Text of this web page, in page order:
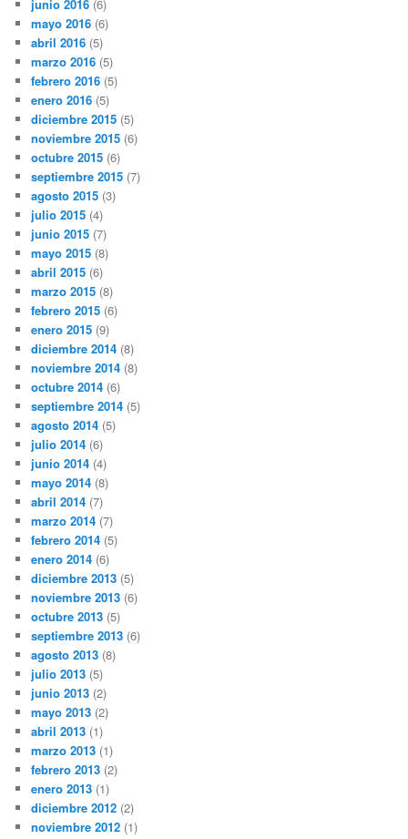
junio 2016 (6)
mayo 2016 (6)
abril 2016 (5)
marzo 2016 (5)
febrero 2016 (5)
enero 2016 (5)
diciembre 2015 (5)
noviembre 2015 (6)
octubre 2015 (6)
septiembre 2015 (7)
agosto 2015 (3)
julio 2015 (4)
junio 2015 (7)
mayo 2015 (8)
abril 2015 (6)
marzo 2015 (8)
febrero 2015 (6)
enero 2015 (9)
diciembre 2014 (8)
noviembre 2014 (8)
octubre 2014 (6)
septiembre 2014 (5)
agosto 2014 (5)
julio 2014 (6)
junio 2014 (4)
mayo 2014 (8)
abril 2014 (7)
marzo 2014 (7)
febrero 2014 (5)
enero 2014 (6)
diciembre 2013 (5)
noviembre 2013 (6)
octubre 2013 (5)
septiembre 2013 (6)
agosto 2013 (8)
julio 2013 (5)
junio 2013 (2)
mayo 2013 (2)
abril 2013 (1)
marzo 2013 (1)
febrero 2013 (2)
enero 2013 (1)
diciembre 2012 (2)
noviembre 2012 (1)